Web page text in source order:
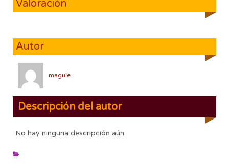
Valoración
Autor
maguie
Descripción del autor
No hay ninguna descripción aún